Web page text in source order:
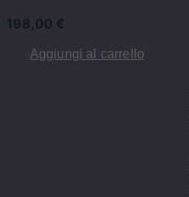
198,00 €
Aggiungi al carrello